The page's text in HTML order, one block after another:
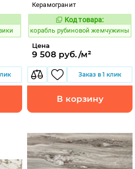
Керамогранит
775526
Код товара:
корабль рубиновой жемчужины
Цена
9 508 руб./м²
Заказ в 1 клик
В корзину